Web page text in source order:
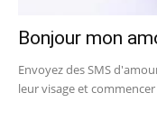
Bonjour mon
Envoyez des SMS
leur visage et